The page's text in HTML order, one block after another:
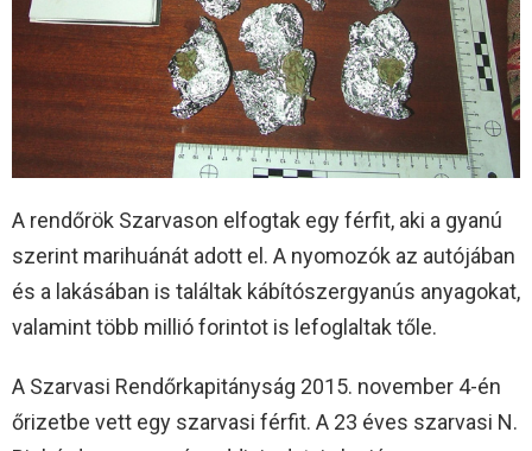
A rendőrök Szarvason elfogtak egy férfit, aki a gyanú
szerint marihuánát adott el. A nyomozók az autójában
és a lakásában is találtak kábítószergyanús anyagokat,
valamint több millió forintot is lefoglaltak tőle.
A Szarvasi Rendőrkapitányság 2015. november 4-én
őrizetbe vett egy szarvasi férfit. A 23 éves szarvasi N.